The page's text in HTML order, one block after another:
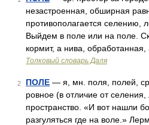
незастроенная, обширная
противополагается селению,
Выйдем в поле или на поле.
кормит, а нива, обработанная,
Толковый словарь Даля
2 ПОЛЕ — я, мн. поля, полей,
ровное (в отличие от
пространство. «И вот нашли
разгуляться где на воле.»